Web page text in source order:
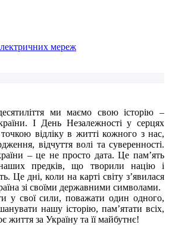
мереж
ми маємо свою історію –
І День Незалежності у серцях
відліку в житті кожного з нас,
відчуття волі та суверенності.
– це не просто дата. Це пам’ять
предків, що творили націю і
Це дні, коли на карті світу з’явилася
зі своїми державними символами.
у свої сили, поважати один одного,
нашу історію, пам’ятати всіх,
життя за Україну та її майбутнє!